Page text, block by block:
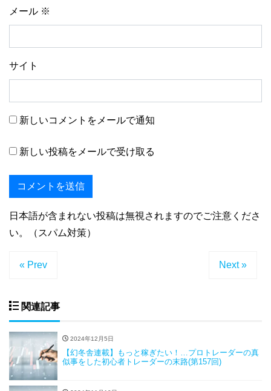
メール ※
サイト
新しいコメントをメールで通知
新しい投稿をメールで受け取る
日本語が含まれない投稿は無視されますのでご注意くださ
い。（スパム対策）
« Prev Next »
関連記事
2024年12月5日
【幻冬舎連載】もっと稼ぎたい！…プロトレーダーの真
似事をした初心者トレーダーの末路(第157回)